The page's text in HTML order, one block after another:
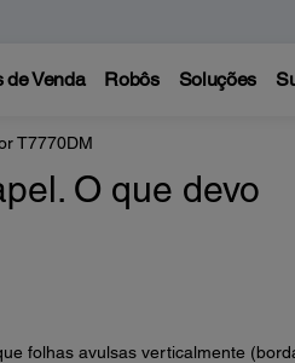
de Venda Robôs Soluções
T7770DM
O que devo
folhas avulsas verticalmente